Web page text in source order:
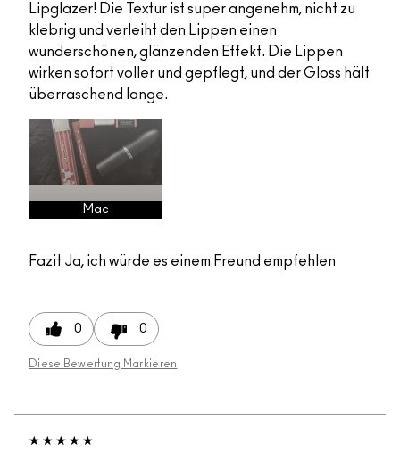
Lipglazer! Die Textur ist super angenehm, nicht zu
klebrig und verleiht den Lippen einen
wunderschönen, glänzenden Effekt. Die Lippen
wirken sofort voller und gepflegt, und der Gloss hält
überraschend lange.
Mac
Fazit Ja, ich würde es einem Freund empfehlen
0 0
Diese Bewertung Markieren